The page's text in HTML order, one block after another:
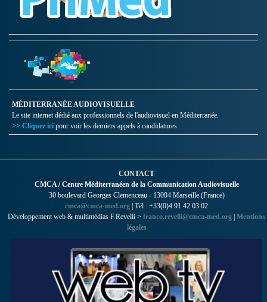
MÉDITERRANÉE AUDIOVISUELLE
Le site internet dédié aux professionnels de l'audiovisuel en Méditerranée.
>> Cliquez ici pour voir les derniers appels à candidatures
CONTACT
CMCA / Centre Méditerranéen de la Communication Audiovisuelle
30 boulevard Georges Clemenceau - 13004 Marseille (France)
cmca@cmca-med.org | Tél : +33(0)4 91 42 03 02
Développement web & multimédias F.Revelli > franco.revelli@cmca-med.org | Mentions
légales